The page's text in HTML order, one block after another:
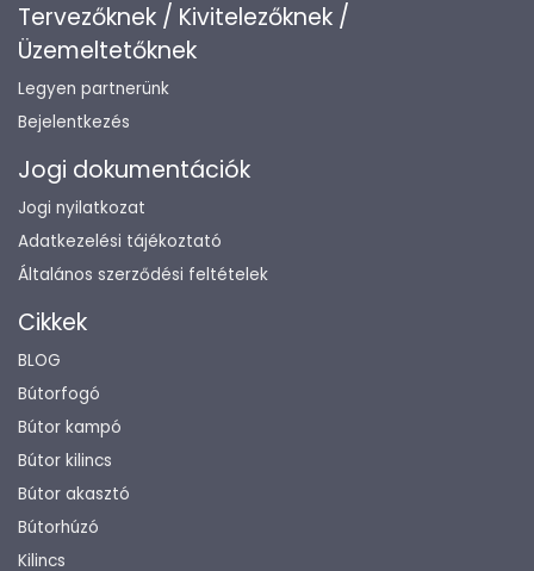
Tervezőknek / Kivitelezőknek /
Üzemeltetőknek
Legyen partnerünk
Bejelentkezés
Jogi dokumentációk
Jogi nyilatkozat
Adatkezelési tájékoztató
Általános szerződési feltételek
Cikkek
BLOG
Bútorfogó
Bútor kampó
Bútor kilincs
Bútor akasztó
Bútorhúzó
Kilincs